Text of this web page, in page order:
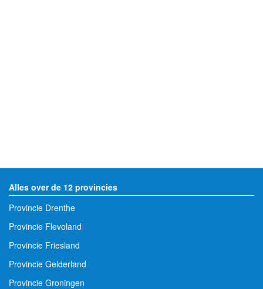
Alles over de 12 provincies
Provincie Drenthe
Provincie Flevoland
Provincie Friesland
Provincie Gelderland
Provincie Groningen